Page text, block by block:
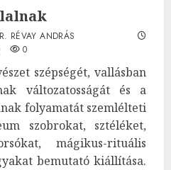
RÉVAY ANDRÁS
0
szépségét, vallásban
változatosságát és a
folyamatát szemlélteti
szobrokat, sztéléket,
mágikus-rituális
bemutató kiállítása.